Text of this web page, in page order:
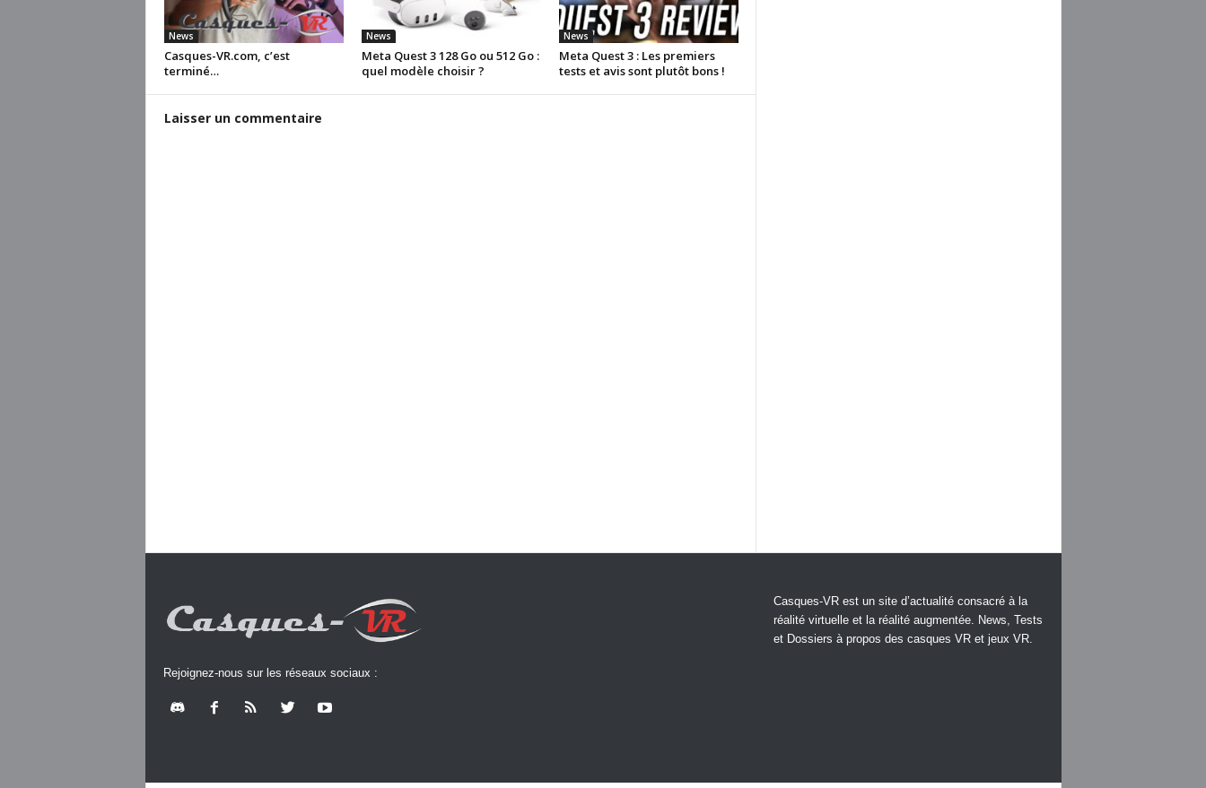
News
Casques-VR.com, c’est
terminé…
News
Meta Quest 3 128 Go ou 512 Go :
quel modèle choisir ?
News
Meta Quest 3 : Les premiers
tests et avis sont plutôt bons !
Laisser un commentaire
Rejoignez-nous sur les réseaux sociaux :
Casques-VR est un site d’actualité consacré à la
réalité virtuelle et la réalité augmentée. News, Tests
et Dossiers à propos des casques VR et jeux VR.